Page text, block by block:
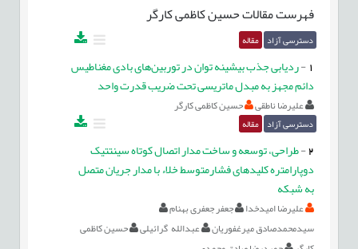
فهرست مقالاتحسین کاظمی کارگر
دسترسی آزاد مقاله
-ردیابی جذب بیشینه توان در توربین‌های بادی مغناطیس
دائم مجهز به مبدل ماتریسی تحت ضریب قدرت واحد
علیرضا ناطقی حسین کاظمی کارگر
دسترسی آزاد مقاله
2
-طراحی، توسعه و ساخت مدار اتصال کوتاه سینتتیک
دوپارامتره‌ کلید‌های فشارمتوسط خلاء با مدار جریان متصل
به شبکه
علیرضا امیدخدا
جعفر جعفری بهنام
سیدمحمدصادق میرغفوریان
عبدالله گرائیلی
حسین کاظمی